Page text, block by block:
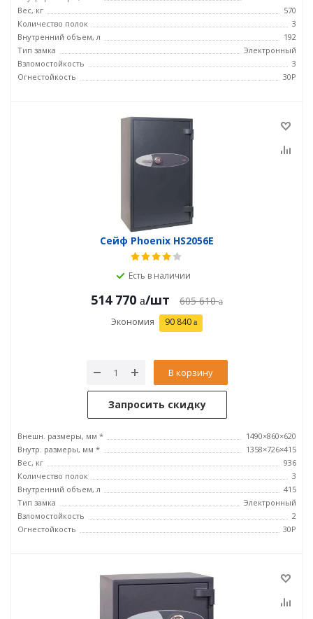
Вес, кг
570
Количество полок
3
Внутренний объем, л
192
Тип замка
Электронный
Взломостойкость
3
Огнестойкость
30P
Сейф Phoenix HS2056E
Есть в наличии
514 770 /шт 605 610
Экономия 90 840
В корзину
Запросить скидку
Внешн. размеры, мм *
1490×860×620
Внутр. размеры, мм *
1358×726×415
Вес, кг
936
Количество полок
3
Внутренний объем, л
415
Тип замка
Электронный
Взломостойкость
2
Огнестойкость
30P